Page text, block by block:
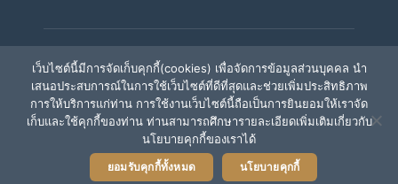
© V Fertility Thailand
ติดตามเรา
เว็บไซต์นี้มีการจัดเก็บคุกกี้(cookies) เพื่อจัดการข้อมูลส่วนบุคคล นำ
เสนอประสบการณ์ในการใช้เว็บไซต์ที่ดีที่สุดและช่วยเพิ่มประสิทธิภาพ
การให้บริการแก่ท่าน การใช้งานเว็บไซต์นี้ถือเป็นการยินยอมให้เราจัด
เก็บและใช้คุกกี้ของท่าน ท่านสามารถศึกษารายละเอียดเพิ่มเติมเกี่ยวกับ
นโยบายคุกกี้ของเราได้
ยอมรับคุกกี้ทั้งหมด นโยบายคุกกี้